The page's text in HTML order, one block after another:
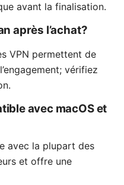
avant la finalisation.
après l’achat?
VPN permettent de
vérifiez
avec macOS et
avec la plupart des
et offre une